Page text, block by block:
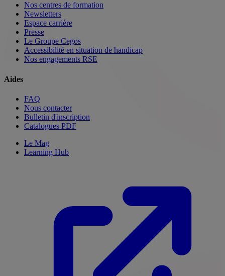
Nos centres de formation
Newsletters
Espace carrière
Presse
Le Groupe Cegos
Accessibilité en situation de handicap
Nos engagements RSE
Aides
FAQ
Nous contacter
Bulletin d'inscription
Catalogues PDF
Le Mag
Learning Hub